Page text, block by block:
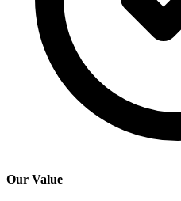
Our Value